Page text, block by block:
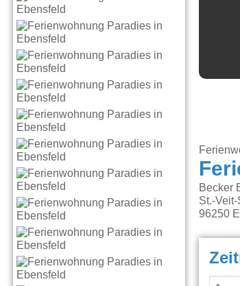
Becker
St.-Veit-
96250